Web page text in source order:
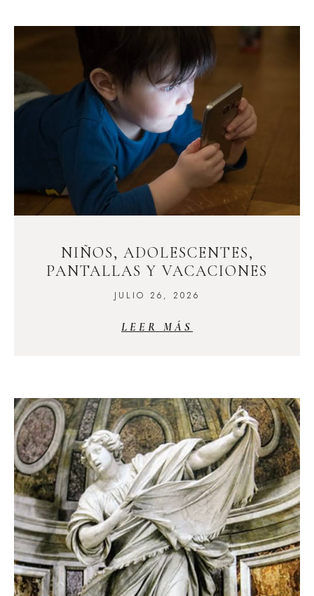
NIÑOS, ADOLESCENTES,
PANTALLAS Y VACACIONES
JULIO 26, 2026
LEER MÁS